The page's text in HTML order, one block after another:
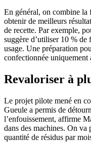
En général, on combine la
obtenir de meilleurs
de recette. Par exemple,
suggère d’utiliser 10 % de
usage. Une préparation
confectionnée uniquement
Revaloriser à
Le projet pilote mené en
Gueule a permis de
l’enfouissement, affirme
dans des machines. On
quantité de résidus par